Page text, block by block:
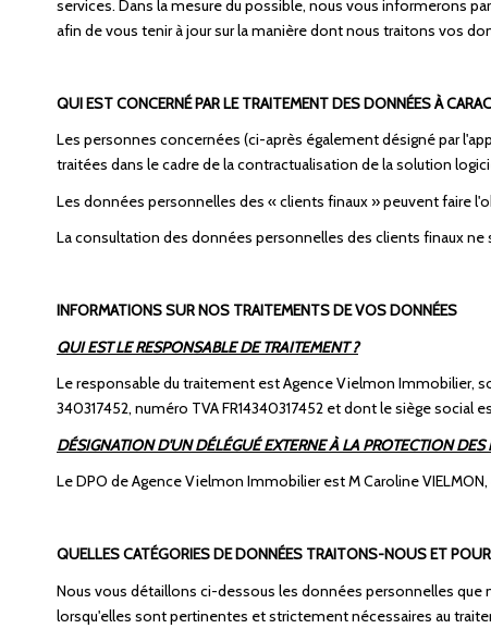
services. Dans la mesure du possible, nous vous informerons
afin de vous tenir à jour sur la manière dont nous traitons vos
QUI EST CONCERNÉ PAR LE TRAITEMENT DES DONNÉES À
Les personnes concernées (ci-après également désigné par
traitées dans le cadre de la contractualisation de la solution
Les données personnelles des « clients finaux » peuvent faire
La consultation des données personnelles des clients finaux
INFORMATIONS SUR NOS TRAITEMENTS DE VOS DONNÉES
QUI EST LE RESPONSABLE DE TRAITEMENT ?
Le responsable du traitement est Agence Vielmon Immobilier,
340317452, numéro TVA FR14340317452 et dont le siège social
DÉSIGNATION D'UN DÉLÉGUÉ EXTERNE À LA PROTECTION
Le DPO de Agence Vielmon Immobilier est M Caroline
QUELLES CATÉGORIES DE DONNÉES TRAITONS-NOUS ET
Nous vous détaillons ci-dessous les données personnelles
lorsqu'elles sont pertinentes et strictement nécessaires au